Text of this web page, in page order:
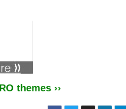
themes ››